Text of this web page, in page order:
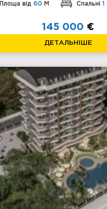
Площа від60 М Спальні 1
145 000 €
ДЕТАЛЬНІШЕ